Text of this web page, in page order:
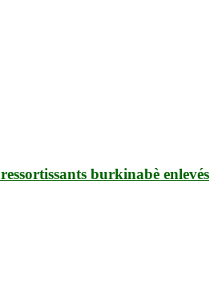
burkinabè enlevés